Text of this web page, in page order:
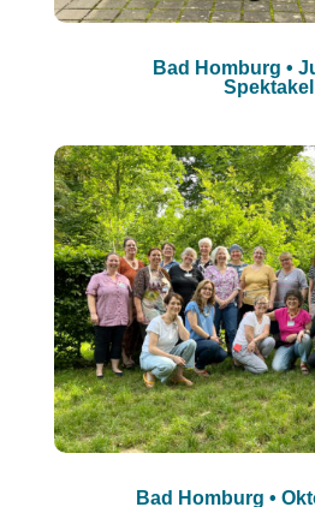
Bad Homburg •
Spektakel
Bad Homburg •